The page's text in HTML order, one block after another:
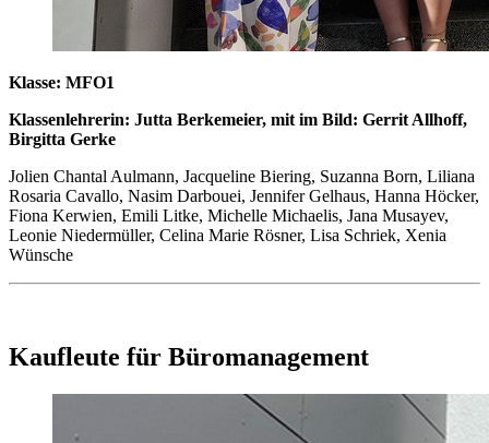
Klasse: MFO1
Klassenlehrerin: Jutta Berkemeier, mit im Bild: Gerrit Allhoff,
Birgitta Gerke
Jolien Chantal Aulmann, Jacqueline Biering, Suzanna Born, Liliana
Rosaria Cavallo, Nasim Darbouei, Jennifer Gelhaus, Hanna Höcker,
Fiona Kerwien, Emili Litke, Michelle Michaelis, Jana Musayev,
Leonie Niedermüller, Celina Marie Rösner, Lisa Schriek, Xenia
Wünsche
Kaufleute für Büromanagement